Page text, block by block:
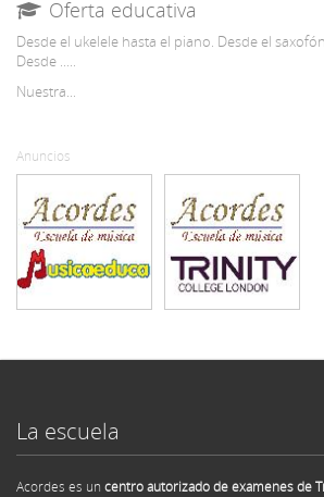
Oferta educativa
Desde el ukelele hasta el piano. Desde el
Desde .....
Nuestra...
Anuncios
La escuela
Acordes es un centro autorizado de examenes de